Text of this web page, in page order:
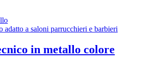
in metallo colore